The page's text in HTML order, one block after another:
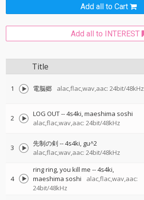
Add all to Cart
Add all to INTEREST
Title
1 電脳郷 alac,flac,wav,aac: 24bit/48kHz
2 LOG OUT--4s4ki maeshima soshi
alac,flac,wav,aac: 24bit/48kHz
3 先制の剣--4s4ki gu^2
alac,flac,wav,aac: 24bit/48kHz
4
ring ring, you kill me --4s4ki
maeshima soshi
alac,flac,wav,aac:
24bit/48kHz